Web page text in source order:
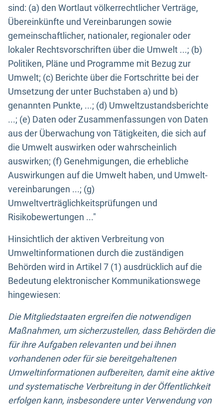
sind: (a) den Wortlaut völkerrechtlicher Verträge,
Übereinkünfte und Vereinbarungen sowie
gemeinschaftlicher, nationaler, regionaler oder
lokaler Rechtsvorschriften über die Umwelt ...; (b)
Politiken, Pläne und Programme mit Bezug zur
Umwelt; (c) Berichte über die Fortschritte bei der
Umsetzung der unter Buchstaben a) und b)
genannten Punkte, ...; (d) Umweltzustandsberichte
...; (e) Daten oder Zusammenfassungen von Daten
aus der Überwachung von Tätigkeiten, die sich auf
die Umwelt auswirken oder wahrscheinlich
auswirken; (f) Genehmigungen, die erhebliche
Auswirkungen auf die Umwelt haben, und Umwelt-
vereinbarungen ...; (g)
Umweltverträglichkeitsprüfungen und
Risikobewertungen ..."
Hinsichtlich der aktiven Verbreitung von
Umweltinformationen durch die zuständigen
Behörden wird in Artikel 7 (1) ausdrücklich auf die
Bedeutung elektronischer Kommunikationswege
hingewiesen:
Die Mitgliedstaaten ergreifen die notwendigen
Maßnahmen, um sicherzustellen, dass Behörden die
für ihre Aufgaben relevanten und bei ihnen
vorhandenen oder für sie bereitgehaltenen
Umweltinformationen aufbereiten, damit eine aktive
und systematische Verbreitung in der Öffentlichkeit
erfolgen kann, insbesondere unter Verwendung von